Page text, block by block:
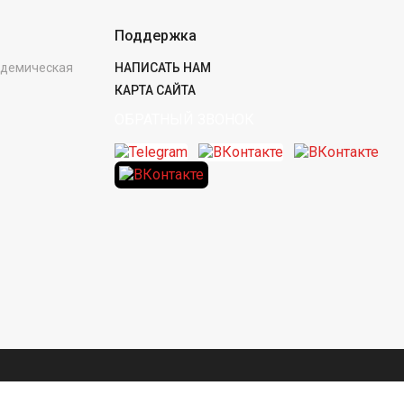
Поддержка
НАПИСАТЬ НАМ
КАРТА САЙТА